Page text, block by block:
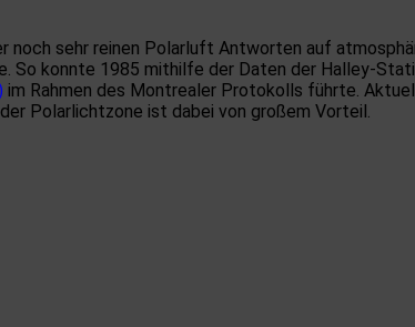
sehr reinen Polarluft Antworten auf
So konnte 1985 mithilfe der Daten der Halley-
im Rahmen des Montrealer Protokolls führte.
Polarlichtzone ist dabei von großem Vorteil.